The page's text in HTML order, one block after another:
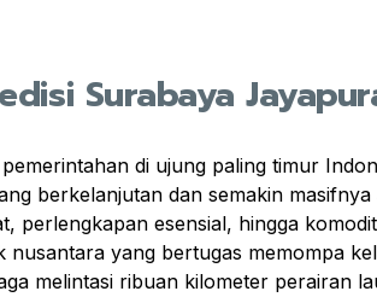
Surabaya
di ujung paling timur
berkelanjutan dan semakin
perlengkapan esensial, hingga
nusantara yang bertugas memompa
melintasi ribuan kilometer perairan